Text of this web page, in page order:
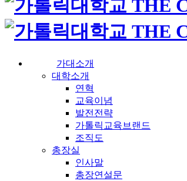
가대소개
대학소개
연혁
교육이념
발전전략
가톨릭교육브랜드
조직도
총장실
인사말
총장연설문